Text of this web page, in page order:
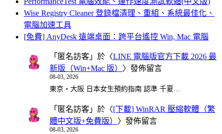
Wise Registry Cleaner 登錄檔清理、重組、系統最佳化、
電腦加速工具
[免費] AnyDesk 遠端桌面：跨平台遙控 Win, Mac 電腦
「 匿名訪客 」於〈LINE 電腦版官方下載 2026 最
新版（Win+Mac 版） 〉發佈留言
08-03, 2026
東京・大阪 日本女生預約指南 認準 千夏…
「 匿名訪客 」於〈 [下載] WinRAR 壓縮軟體（繁
體中文版+免費版）
〉發佈留言
08-03, 2026